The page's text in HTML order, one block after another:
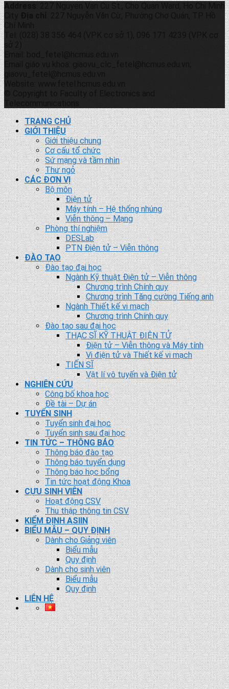
Address
: 227 Nguyen Van Cu St., Cho Quan Ward, Ho Chi Minh
Địa chỉ
: 227 Nguyễn Văn Cừ, Phường Chợ Quán, TP. Hồ
Chí Minh
Tel: (028) 38 356 464 (VPK cơ sở 1), 096 171 4239 (VPK cơ
sở 2)
Email: bod_fetel@hcmus.edu.vn
Email giáo vụ khoa: giaovu_clc_fetel@hcmus.edu.vn;
giaovu_fetel@hcmus.edu.vn
Website: www.fetel.hcmus.edu.vn
© Copyright to Faculty of Electronics and
Telecommunications
TRANG CHỦ
GIỚI THIỆU
Giới thiệu chung
Cơ cấu tổ chức
Sứ mạng và tầm nhìn
Thư ngỏ
CÁC ĐƠN VỊ
Bộ môn
Điện tử
Máy tính – Hệ thống nhúng
Viễn thông – Mạng
Phòng thí nghiệm
DESLab
PTN Điện tử – Viễn thông
ĐÀO TẠO
Đào tạo đại học
Ngành Kỹ thuật Điện tử – Viễn thông
Chương trình Chính quy
Chương trình Tăng cường Tiếng anh
Ngành Thiết kế vi mạch
Chương trình Chính quy
Đào tạo sau đại học
THẠC SĨ KỸ THUẬT ĐIỆN TỬ
Điện tử – Viễn thông và Máy tính
Vi điện tử và Thiết kế vi mạch
TIẾN SĨ
Vật lí vô tuyến và Điện tử
NGHIÊN CỨU
Công bố khoa học
Đề tài – Dự án
TUYỂN SINH
Tuyển sinh đại học
Tuyển sinh sau đại học
TIN TỨC – THÔNG BÁO
Thông báo đào tạo
Thông báo tuyển dụng
Thông báo học bổng
Tin tức hoạt động Khoa
CỰU SINH VIÊN
Hoạt động CSV
Thu thập thông tin CSV
KIỂM ĐỊNH ASIIN
BIỂU MẪU – QUY ĐỊNH
Dành cho Giảng viên
Biểu mẫu
Quy định
Dành cho sinh viên
Biểu mẫu
Quy định
LIÊN HỆ